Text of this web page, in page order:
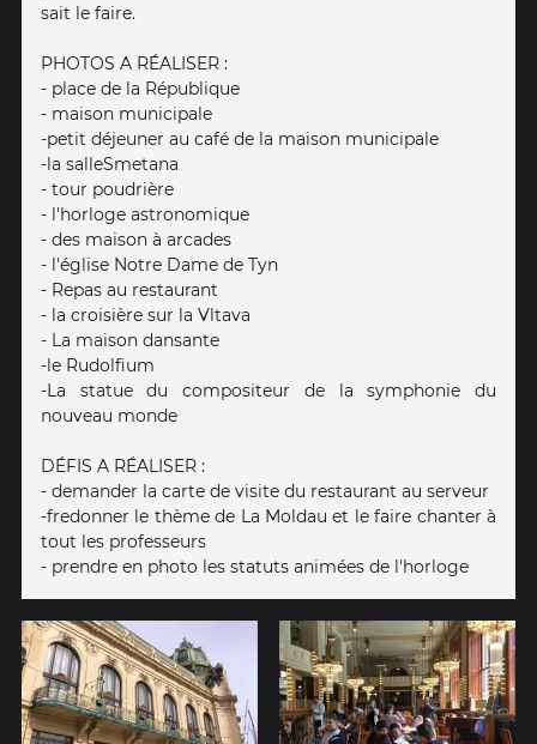
sait le faire.
PHOTOS A RÉALISER :
- place de la République
- maison municipale
-petit déjeuner au café de la maison municipale
-la salleSmetana
- tour poudrière
- l'horloge astronomique
- des maison à arcades
- l'église Notre Dame de Tyn
- Repas au restaurant
- la croisière sur la Vltava
- La maison dansante
-le Rudolfium
-La statue du compositeur de la symphonie du
nouveau monde
DÉFIS A RÉALISER :
- demander la carte de visite du restaurant au serveur
-fredonner le thème de La Moldau et le faire chanter à
tout les professeurs
- prendre en photo les statuts animées de l'horloge